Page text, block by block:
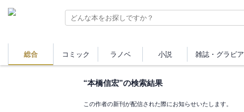
総合 コミック ラノベ 小説 雑誌・ グラビア
“本橋信宏”の検索結果
この作者の新刊が配信された際にお知らせいたします。